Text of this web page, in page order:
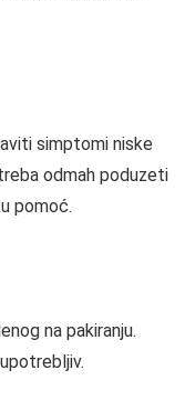
simptomi niske
odmah poduzeti
pomoć.
na pakiranju.